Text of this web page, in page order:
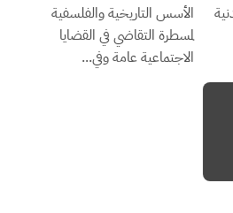
الأسس التاريخية والفلسفية
لمسطرة التقاضي في القضايا
الاجتماعية عامة وفي...